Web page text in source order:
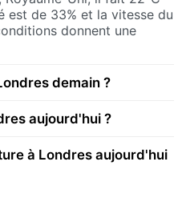
est de 33% et la vitesse du
donnent une
demain ?
aujourd'hui ?
à Londres aujourd'hui